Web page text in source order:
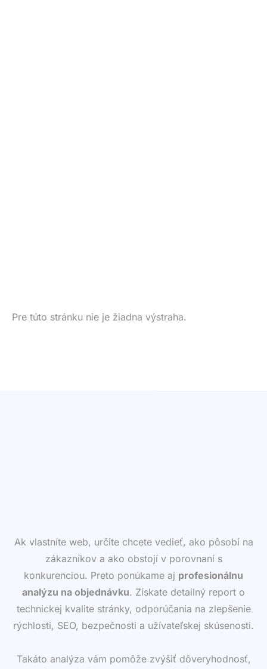
Pre túto stránku nie je žiadna výstraha.
Ak vlastníte web, určite chcete vedieť, ako pôsobí na
zákazníkov a ako obstojí v porovnaní s
konkurenciou. Preto ponúkame aj profesionálnu
analýzu na objednávku. Získate detailný report o
technickej kvalite stránky, odporúčania na zlepšenie
rýchlosti, SEO, bezpečnosti a užívateľskej skúsenosti.
Takáto analýza vám pomôže zvýšiť dôveryhodnosť,